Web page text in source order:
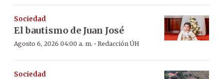
Sociedad
El bautismo de Juan José
Agosto 6, 2026 04:00 a. m. · Redacción ÚH
Sociedad